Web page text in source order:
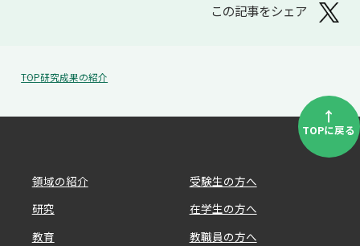
この記事をシェア
TOP研究成果の紹介
↑
TOPに戻る
領域の紹介
研究
教育
受験生の方へ
在学生の方へ
教職員の方へ